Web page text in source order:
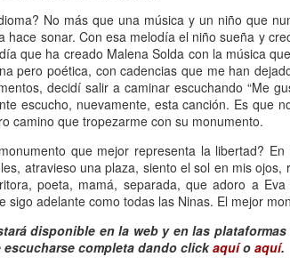
No más que una música y un niño que
hace sonar. Con esa melodía el niño sueña y
que ha creado Malena Solda con la música
pero poética, con cadencias que me han
decidí salir a caminar escuchando “Me
escucho, nuevamente, esta canción. Es que
camino que tropezarme con su monumento.
que mejor representa la libertad?
atravieso una plaza, siento el sol en mis
poeta, mamá, separada, que adoro a
sigo adelante como todas las Ninas. El mejor
disponible en la web y en las
escucharse completa dando clickaquío aquí.
JAN
13
La lectora de la lectora
Por Cecilia Sorrentino
A veces, la lectora regresa a libros
Esta tarde le gustaría volver a Virginia Woolf.
Toma un libro al azar y lo abre.
Recorre algunas líneas…
Virginia no está en su escritorio. Junto a la
concentra la última luz que llega del jardín.
lee, entre el té y la cena.
JAN ¿Broncearse? ¡Un quemo!